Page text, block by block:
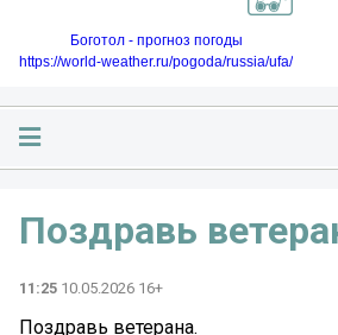
Боготол - прогноз погоды
https://world-weather.ru/pogoda/russia/ufa/
Поздравь
11:25 10.05.2026 16+
Поздравь ветерана.